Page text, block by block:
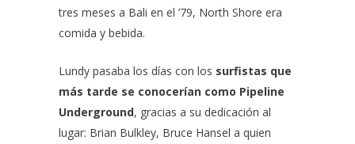
tres meses a Bali en el ’79, North Shore era
comida y bebida.
Lundy pasaba los días con los surfistas que
más tarde se conocerían como Pipeline
Underground, gracias a su dedicación al
lugar: Brian Bulkley, Bruce Hansel a quien